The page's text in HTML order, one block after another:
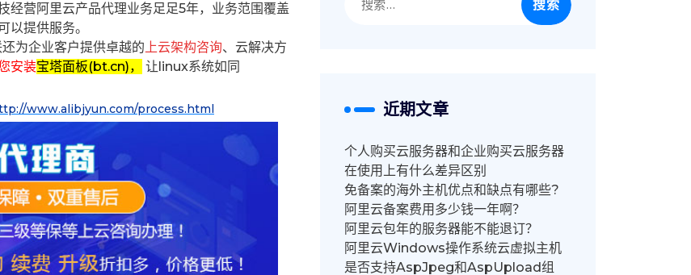
营阿里云产品代理业务足足5年，业务范围覆盖
以提供服务。
为企业客户提供卓越的上云架构咨询、云解决方
安装宝塔面板(bt.cn)，
让linux系统如同
www.alibjyun.com/process.html
索：
近期文章
个人购买云服务器和企业购买云服务器
在使用上有什么差异区别
免备案的海外主机优点和缺点有哪些?
阿里云备案费用多少钱一年啊？
阿里云包年的服务器能不能退订？
阿里云Windows操作系统云虚拟主机
是否支持AspJpeg和AspUpload组